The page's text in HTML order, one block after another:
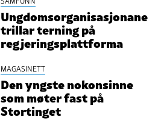
Ungdomsorganisasjonane
trillar terning på
regjeringsplattforma
MAGASINETT
Den yngste nokonsinne
som møter fast på
Stortinget